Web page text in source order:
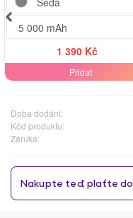
1 390 Kč
Přidat
Doba dodání:
Kód produktu:
Záruka: